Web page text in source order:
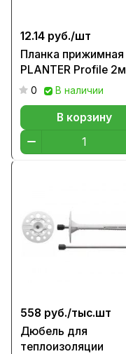
12.14 руб./шт
Планка прижимная
PLANTER Profile 2м
0 В наличии
В корзину
558 руб./тыс.шт
Дюбель для
теплоизоляции